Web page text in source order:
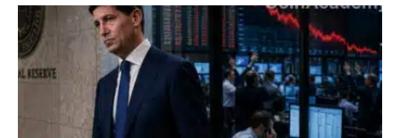
Kevin Warsh maintient sa communication minimaliste